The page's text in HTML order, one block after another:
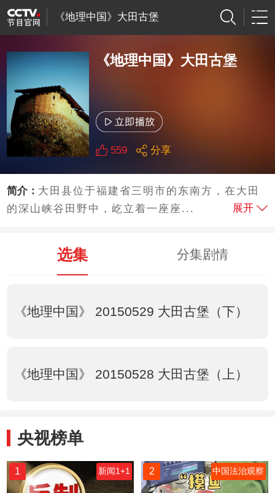
《地理中国》大田古堡
《地理中国》大田古堡
559 分享
简介： 大田县位于福建省三明市的东南方，在大田
的深山峡谷田野中，屹立着一座座...
展开
选集 分集剧情
《地理中国》 20150529 大田古堡（下）
《地理中国》 20150528 大田古堡（上）
央视榜单
1 新闻1+1 2 中国法治观察